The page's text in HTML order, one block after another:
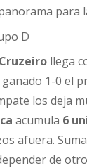
para
D
Cruzeiro llega
1-0 el
los deja
acumula 6
afuera.
de